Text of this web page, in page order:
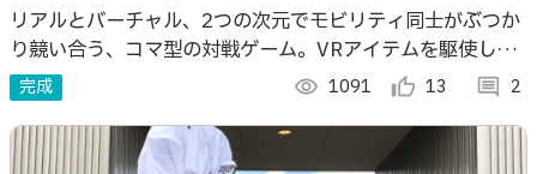
リアルとバーチャル、2つの次元でモビリティ同士がぶつか
り競い合う、コマ型の対戦ゲーム。VRアイテムを駆使して
勝利を掴め！
完成 visibility 1091 thumb_up_alt 13 comment 2